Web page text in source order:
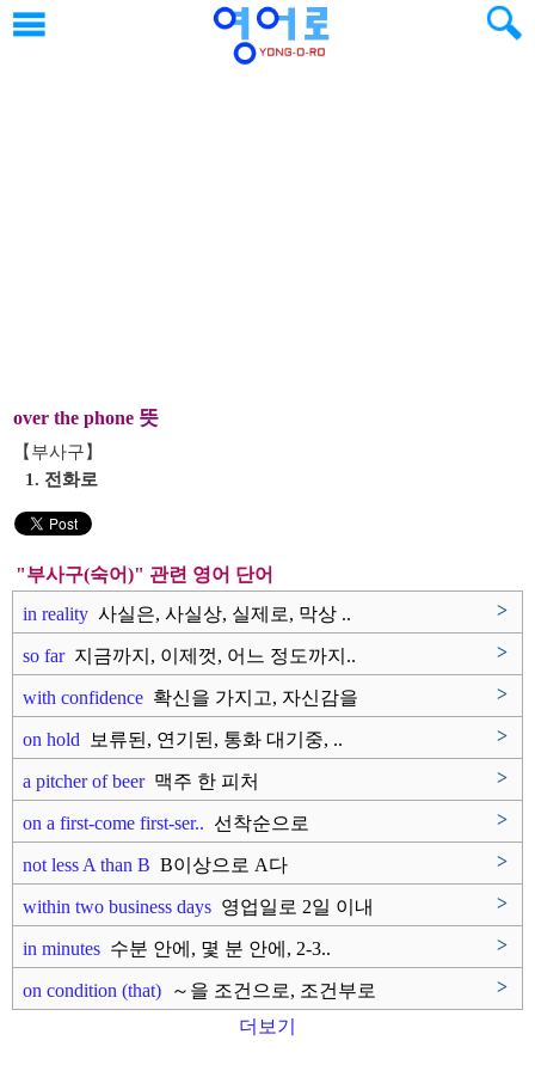
over the phone 뜻
【부사구】
1. 전화로
"부사구(숙어)" 관련 영어 단어
in reality 사실은, 사실상, 실제로, 막상 .. >
so far지금까지, 이제껏, 어느 정도까지.. >
with confidence 확신을 가지고, 자신감을
>
on hold 보류된, 연기된, 통화 대기중, .. >
a pitcher of beer맥주 한 피처 >
on a first-come first-ser.. 선착순으로 >
not less A than B B이상으로 A다 >
within two business days 영업일로 2일 이내 >
in minutes 수분 안에, 몇 분 안에, 2-3.. >
on condition (that) ～을 조건으로, 조건부로
>
더보기